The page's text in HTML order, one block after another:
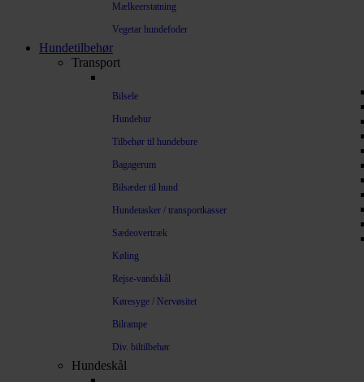
Mælkeerstatning
Vegetar hundefoder
Hundetilbehør
Transport
Bilsele
Hundebur
Tilbehør til hundebure
Bagagerum
Bilsæder til hund
Hundetasker / transportkasser
Sædeovertræk
Køling
Rejse-vandskål
Køresyge / Nervøsitet
Bilrampe
Div. biltilbehør
Hundeskål